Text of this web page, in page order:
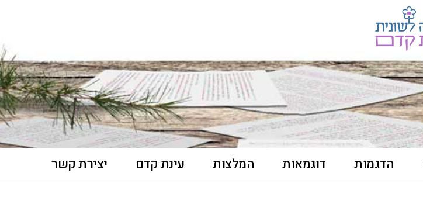
הדגמות דוגמאות המלצות עינת קדם יצירת קשר